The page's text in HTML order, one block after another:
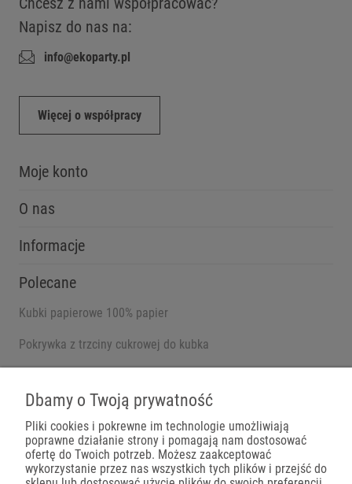
Napisz do nas na:
info@ekoparty.pl
Więcej o współpracy
Moje konto
O nas
Informacje
Polecane
Kubki papierowe 100% papier
Pokrywka z trzciny cukrowej do kubka
Płatności
Dbamy o Twoją prywatność
Pliki cookies i pokrewne im technologie umożliwiają
poprawne działanie strony i pomagają nam dostosować
ofertę do Twoich potrzeb. Możesz zaakceptować
wykorzystanie przez nas wszystkich tych plików i przejść do